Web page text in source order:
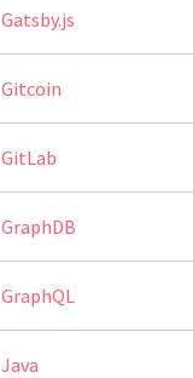
Gatsby.js
Gitcoin
GitLab
GraphDB
GraphQL
Java